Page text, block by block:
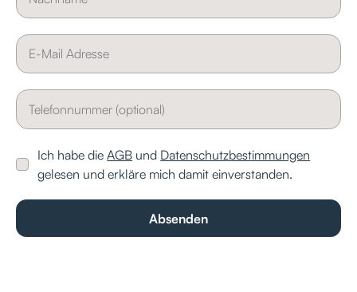
Ich habe dieAGB und Datenschutzbestimmungen
gelesen und erkläre mich damit einverstanden.